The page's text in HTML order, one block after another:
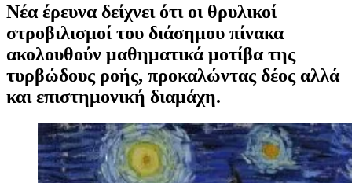
Νέα έρευνα δείχνει ότι οι θρυλικοί
στροβιλισμοί του διάσημου πίνακα
ακολουθούν μαθηματικά μοτίβα της
τυρβώδους ροής, προκαλώντας δέος αλλά
και επιστημονική διαμάχη.